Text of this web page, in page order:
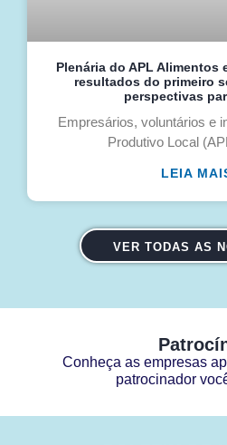
Plenária do APL Alimentos
resultados do primeiro
perspectivas
Empresários, voluntários e
Produtivo Local
LEIA
VER TODAS AS
Conheça as empresas
patrocinador